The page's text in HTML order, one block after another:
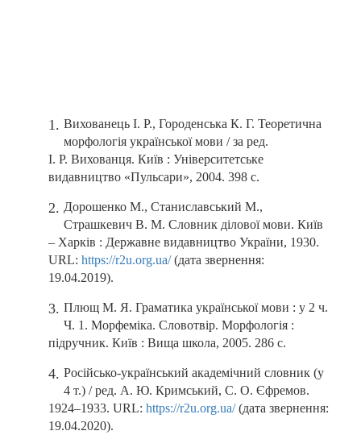
Вихованець І. Р., Городенська К. Г. Теоретична
морфологія української мови / за ред.
І. Р. Вихованця. Київ : Університетське
видавництво «Пульсари», 2004. 398 с.
Дорошенко М., Станиславський М.,
Страшкевич В. М. Словник ділової мови. Київ
– Харків : Державне видавництво України, 1930.
URL: https://r2u.org.ua/(дата звернення:
19.04.2019).
Плющ М. Я. Граматика української мови : у 2 ч.
Ч. 1. Морфеміка. Словотвір. Морфологія :
підручник. Київ : Вища школа, 2005. 286 с.
Російсько-український академічний словник (у
4 т.) / ред. А. Ю. Кримський, С. О. Єфремов.
1924–1933. URL: https://r2u.org.ua/(дата звернення:
19.04.2020).